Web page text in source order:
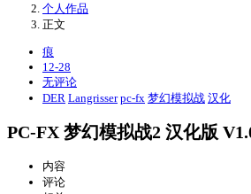
个人作品
正文
痕
12-28
无评论
DER Langrisser pc-fx 梦幻模拟战 汉化
PC-FX 梦幻模拟战2 汉化版
内容
评论